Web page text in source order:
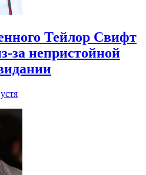
Тейлор Свифт
за непристойной